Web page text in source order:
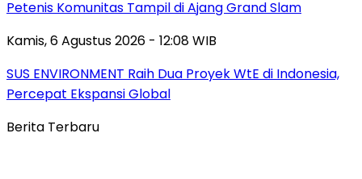
Petenis Komunitas Tampil di Ajang Grand Slam
Kamis, 6 Agustus 2026 - 12:08 WIB
SUS ENVIRONMENT Raih Dua Proyek WtE di Indonesia,
Percepat Ekspansi Global
Berita Terbaru